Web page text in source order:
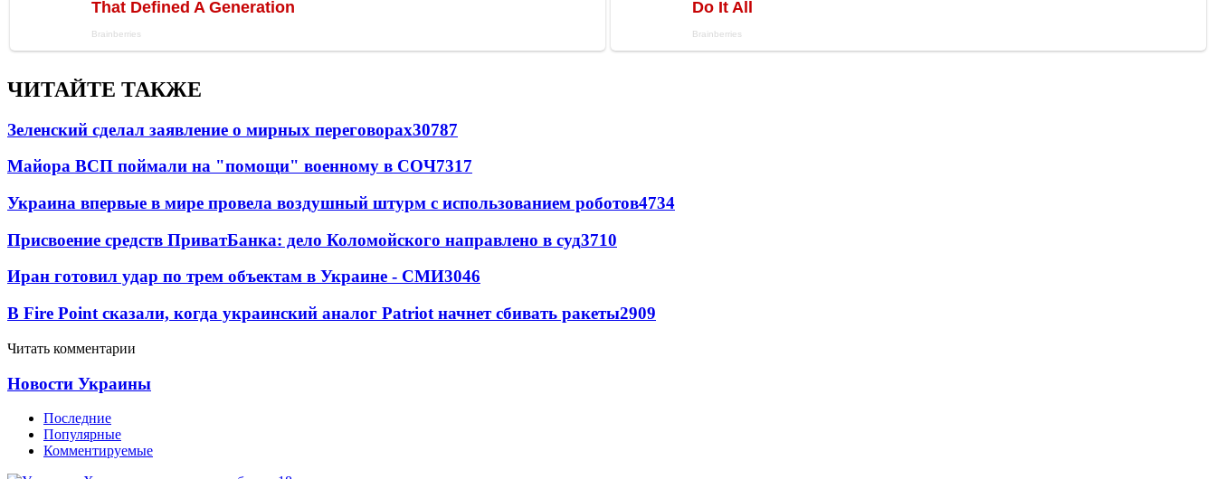
ЧИТАЙТЕ ТАКЖЕ
Зеленский сделал заявление о мирных переговорах30787
Майора ВСП поймали на "помощи" военному в СОЧ7317
Украина впервые в мире провела воздушный штурм с использованием роботов4734
Присвоение средств ПриватБанка: дело Коломойского направлено в суд3710
Иран готовил удар по трем объектам в Украине - СМИ3046
В Fire Point сказали, когда украинский аналог Patriot начнет сбивать ракеты2909
Читать комментарии
Новости Украины
Последние
Популярные
Комментируемые